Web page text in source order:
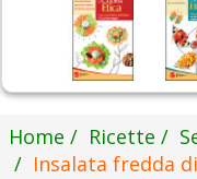
Home Ricette
Insalata fredda